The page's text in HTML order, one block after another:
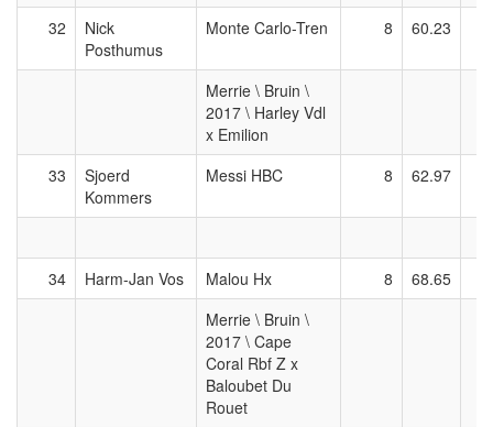
32
Nick
Posthumus
Monte Carlo-Tren 8 60.23
Merrie \ Bruin \
2017 \ Harley Vdl
x Emilion
33
Sjoerd
Kommers
Messi HBC 8 62.97
34 Harm-Jan Vos Malou Hx 8
68.65
Merrie \ Bruin \
2017 \ Cape
Coral Rbf Z x
Baloubet Du
Rouet